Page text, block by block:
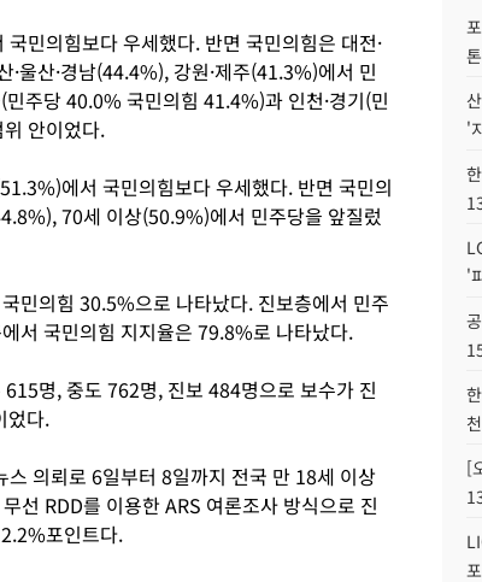
민의힘보다 우세했다. 반면 국민의힘은 대전·
울산·경남(44.4%), 강원·제주(41.3%)에서 민
주당 40.0% 국민의힘 41.4%)과 인천·경기(민
안이었다.
에서 국민의힘보다 우세했다. 반면 국민의
70세 이상(50.9%)에서 민주당을 앞질렀
민의힘 30.5%으로 나타났다. 진보층에서 민주
서 국민의힘 지지율은 79.8%로 나타났다.
명, 중도 762명, 진보 484명으로 보수가 진
었다.
의뢰로 6일부터 8일까지 전국 만 18세 이상
선 RDD를 이용한 ARS 여론조사 방식으로 진
포인트다.
'
'
[